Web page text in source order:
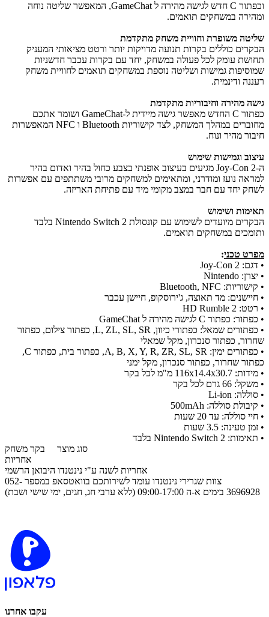
וכפתור C חדש לגישה מהירה ל GameChat, המאפשר שליטה נוחה
ומהירה במשחקים תואמים.
שליטה משופרת וחוויית משחק מתקדמת
הבקרים כוללים בקרות תנועה מדויקות יותר ורטט מציאותי המעניק
תחושת עומק לכל פעולה במשחק, יחד עם בקרות עכבר חדשניות
שמוסיפות גמישות ושליטה נוספת במשחקים תואמים לחוויית משחק
רעננה ודינמית.
גישה מהירה וחיבוריות מתקדמת
כפתור C החדש מאפשר גישה מיידית ל-GameChat ושומר אתכם
מחוברים במהלך המשחק, לצד קישוריות Bluetooth ו NFC המאפשרות
חיבור מהיר ונוח.
עיצוב וגמישות שימוש
ה-Joy-Con 2 מגיעים בעיצוב אופנתי בצבע כחול בהיר ואדום בהיר
למראה נועז ומודרני, ומתאימים למשחקים מרובי משתתפים עם אפשרות
לשחק יחד עם חבר במצב מקומי מיד עם פתיחת האריזה.
תאימות ושימוש
הבקרים מיועדים לשימוש עם קונסולת Nintendo Switch 2 בלבד
ותומכים במשחקים תואמים.
מפרט טכני:
• דגם: Joy-Con 2
• יצרן: Nintendo
• קישוריות: Bluetooth, NFC
• חיישנים: מד תאוצה, ג'ירוסקופ, חיישן עכבר
• רטט: HD Rumble 2
• כפתור: כפתור C לגישה מהירה ל GameChat
• כפתורים שמאל: כפתורי כיוון, L, ZL, SL, SR, כפתור צילום, כפתור
שחרור, כפתור סנכרון, מקל שמאלי
• כפתורים ימין: A, B, X, Y, R, ZR, SL, SR, כפתור בית, כפתור C,
כפתור שחרור, כפתור סנכרון, מקל ימני
• מידות: 116x14.4x30.7 מ"מ לכל בקר
• משקל: 66 גרם לכל בקר
• סוללה: Li-ion
• קיבולת סוללה: 500mAh
• חיי סוללה: עד 20 שעות
• זמן טעינה: 3.5 שעות
• תאימות: Nintendo Switch 2 בלבד
סוג מוצר בקר משחק
אחריות
צוות שגרירי נינטנדו עומד לשירותכם בוואטסאפ במספר 052-
3696928 בימים א-ה 09:00-17:00 (ללא ערבי חג, חגים, ימי שישי ושבת)
עקבו אחרנו